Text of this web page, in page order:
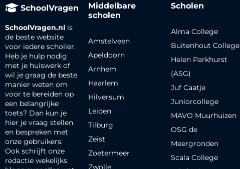
SchoolVragen.nl is
de beste website
voor iedere scholier.
Heb je hulp nodig
met je huiswerk of
wil je graag de beste
manier weten om
voor te bereiden op
een belangrijke
toets? Dan kun je
hier je vraag stellen
en bespreken met
onze gebruikers.
Ook schrijft onze
redactie wekelijks
Middelbare
scholen
Amstelveen
Apeldoorn
Arnhem
Haarlem
Hilversum
Leiden
Tilburg
Zeist
Zoetermeer
Zwolle
Scholen
Alma College
Buitenhout College
Helen Parkhurst
(ASG)
Juf Caatje
Juniorcollege
MAVO Muurhuizen
OSG de
Meergronden
Scala College